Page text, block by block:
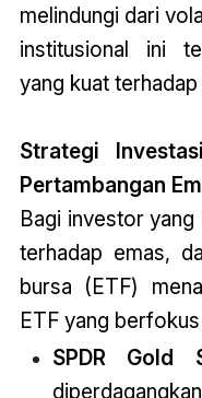
melindungi dari
institusional ini
yang kuat
Strategi
Pertambangan
Bagi investor
terhadap emas,
bursa (ETF)
ETF yang
SPDR Gold